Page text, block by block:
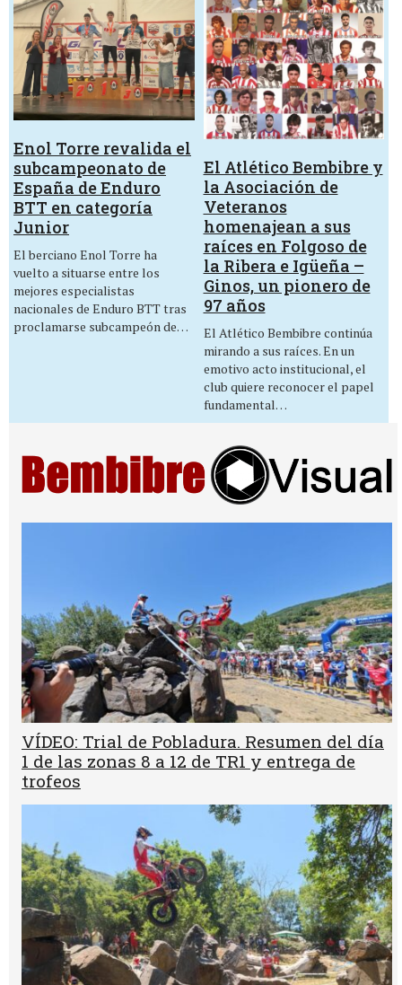
Enol Torre revalida el
subcampeonato de
España de Enduro
BTT en categoría
Junior
El berciano Enol Torre ha
vuelto a situarse entre los
mejores especialistas
nacionales de Enduro BTT tras
proclamarse subcampeón de…
El Atlético Bembibre y
la Asociación de
Veteranos
homenajean a sus
raíces en Folgoso de
la Ribera e Igüeña –
Ginos, un pionero de
97 años
El Atlético Bembibre continúa
mirando a sus raíces. En un
emotivo acto institucional, el
club quiere reconocer el papel
fundamental…
VÍDEO: Trial de Pobladura. Resumen del día
1 de las zonas 8 a 12 de TR1 y entrega de
trofeos